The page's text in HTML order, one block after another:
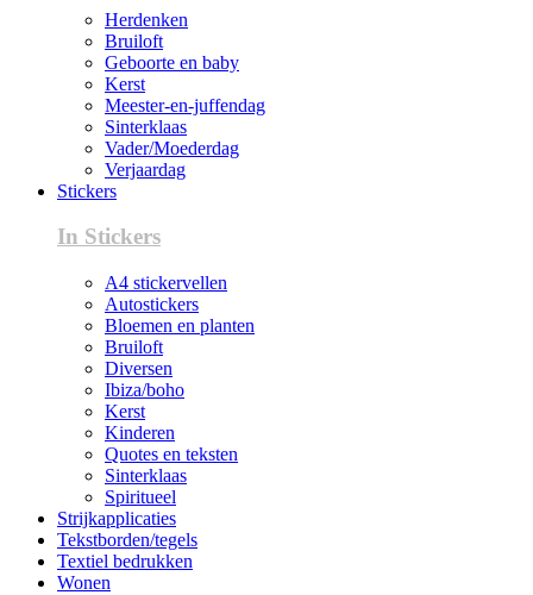
Herdenken
Bruiloft
Geboorte en baby
Kerst
Meester-en-juffendag
Sinterklaas
Vader/Moederdag
Verjaardag
Stickers
In Stickers
A4 stickervellen
Autostickers
Bloemen en planten
Bruiloft
Diversen
Ibiza/boho
Kerst
Kinderen
Quotes en teksten
Sinterklaas
Spiritueel
Strijkapplicaties
Tekstborden/tegels
Textiel bedrukken
Wonen